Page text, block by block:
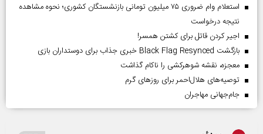
استعلام وام ضروری ۷۵ میلیون تومانی بازنشستگان کشوری؛ نحوه مشاهده
نتیجه درخواست
اجیر کردن قاتل برای کشتن همسر!
بازگشت Black Flag Resynced خبری جذاب برای دوستداران بازی
معجزه، نقشه شوهرکشی را ناکام گذاشت
توصیه‌های هلال‌احمر برای روز‌های گرم
جام‌جهانی مهاجران